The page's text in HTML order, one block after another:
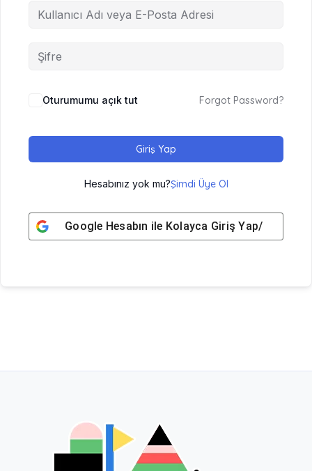
Oturumumu açık tut Forgot Password?
Giriş Yap
Hesabınız yok mu?Şimdi Üye Ol
Google Hesabın ile Kolayca Giriş Yap/ Üye Ol